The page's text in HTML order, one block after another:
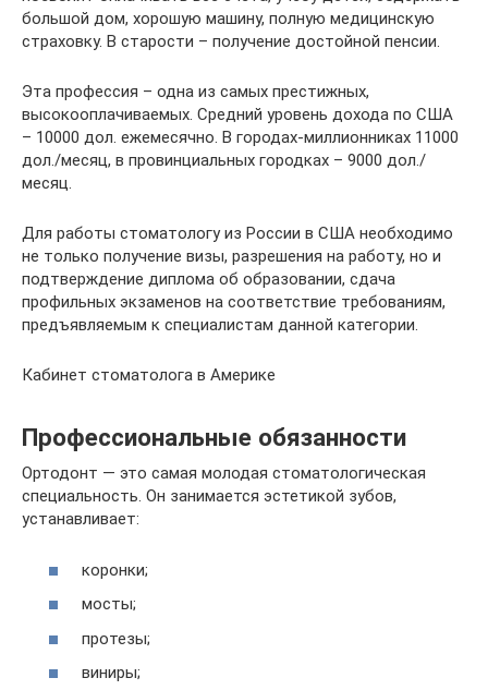
большой дом, хорошую машину, полную медицинскую
страховку. В старости – получение достойной пенсии.
Эта профессия – одна из самых престижных,
высокооплачиваемых. Средний уровень дохода по США
– 10000 дол. ежемесячно. В городах-миллионниках 11000
дол./месяц, в провинциальных городках – 9000 дол./
месяц.
Для работы стоматологу из России в США необходимо
не только получение визы, разрешения на работу, но и
подтверждение диплома об образовании, сдача
профильных экзаменов на соответствие требованиям,
предъявляемым к специалистам данной категории.
Кабинет стоматолога в Америке
Профессиональные обязанности
Ортодонт — это самая молодая стоматологическая
специальность. Он занимается эстетикой зубов,
устанавливает:
коронки;
мосты;
протезы;
виниры;